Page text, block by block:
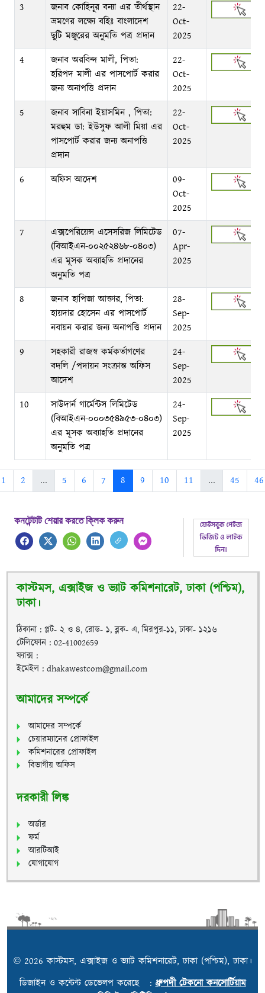
3
জনাব কোহিনূর বন্যা এর তীর্থস্থান
ভ্রমণের লক্ষ্যে বহিঃ বাংলাদেশ
ছুটি মঞ্জুরের অনুমতি পত্র প্রদান
22-
Oct-
2025
4
জনাব অরবিন্দ মালী, পিতা:
হরিপদ মালী এর পাসপোর্ট করার
জন্য অনাপত্তি প্রদান
22-
Oct-
2025
5
জনাব সাবিনা ইয়াসমিন , পিতা:
মরহুম ডা: ইউসুফ আলী মিয়া এর
পাসপোর্ট করার জন্য অনাপত্তি
প্রদান
22-
Oct-
2025
6 অফিস আদেশ
09-
Oct-
2025
7
এক্সপেরিয়েন্স এসেসরিজ লিমিটেড
(বিআইএন-০০২৫২৪৬৮-০৪০৩)
এর মূসক অব্যাহতি প্রদানের
অনুমতি পত্র
07-
Apr-
2025
8
জনাব হাপিজা আক্তার, পিতা:
হায়দার হোসেন এর পাসপোর্ট
নবায়ন করার জন্য অনাপত্তি প্রদান
28-
Sep-
2025
9
সহকারী রাজস্ব কর্মকর্তাগণের
বদলি /পদায়ন সংক্রান্ত অফিস
আদেশ
24-
Sep-
2025
10
সাউদার্ন গার্মেন্টস লিমিটেড
(বিআইএন-০০০৩৫৪৯৫৩-০৪০৩)
এর মূসক অব্যাহতি প্রদানের
অনুমতি পত্র
24-
Sep-
2025
1 2 ... 5 6 7 8 9 10 11 ... 45 46
কনটেন্টটি শেয়ার করতে ক্লিক করুন
কাস্টমস, এক্সাইজ ও ভ্যাট কমিশনারেট, ঢাকা (পশ্চিম),
ঢাকা।
ঠিকানা : প্লট- ২ ও ৪, রোড- ১, ব্লক- এ, মিরপুর-১১, ঢাকা- ১২১৬
টেলিফোন : 02-41002659
ফ্যাক্স :
ইমেইল : dhakawestcom@gmail.com
আমাদের সম্পর্কে
আমাদের সম্পর্কে
চেয়ারম্যানের প্রোফাইল
কমিশনারের প্রোফাইল
বিভাগীয় অফিস
দরকারী লিঙ্ক
অর্ডার
ফর্ম
আরটিআই
যোগাযোগ
© 2026 কাস্টমস, এক্সাইজ ও ভ্যাট কমিশনারেট, ঢাকা (পশ্চিম), ঢাকা।
ডিজাইন ও কন্টেন্ট ডেভেলপ করেছে :ধ্রুপদী টেকনো কনসোর্টিয়াম